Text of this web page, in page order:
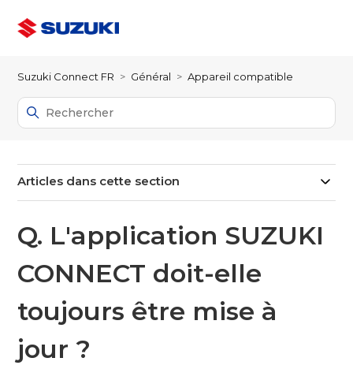
Suzuki Connect FR Général Appareil compatible
Articles dans cette section
Q. L'application SUZUKI
CONNECT doit-elle
toujours être mise à
jour ?